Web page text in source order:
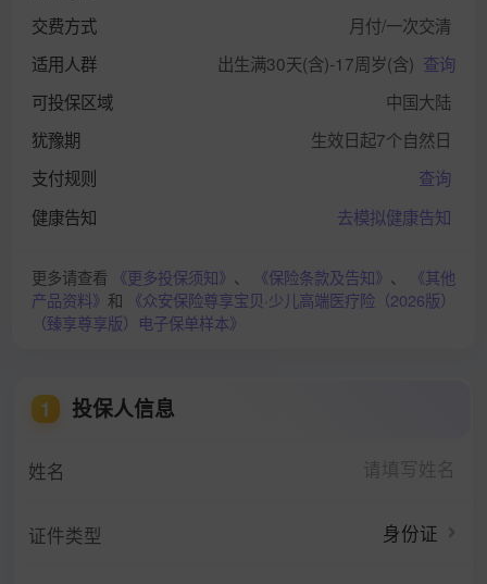
交费方式
月付/一次交清
适用人群
出生满30天(含)-17周岁(含) 查询
可投保区域
中国大陆
犹豫期
生效日起7个自然日
支付规则
查询
健康告知
去模拟健康告知
更多请查看 《更多投保须知》 、 《保险条款及告知》 、
《其他
产品资料》 和
《众安保险尊享宝贝·少儿高端医疗险（2026版）
（臻享尊享版）电子保单样本》
1 投保人信息
姓名
证件类型 身份证